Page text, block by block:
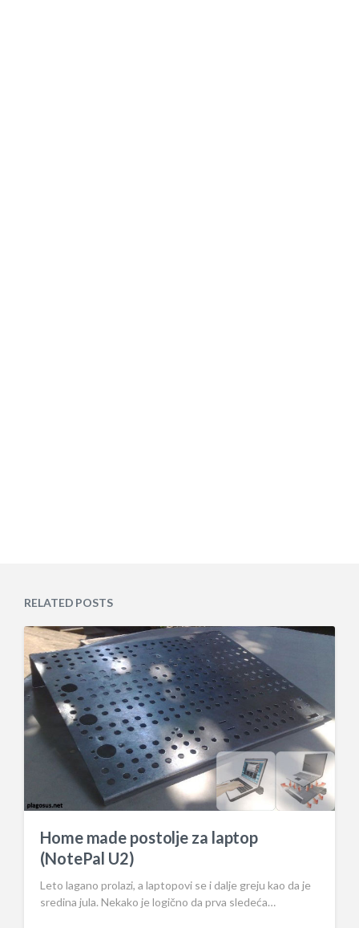
RELATED POSTS
Home made postolje za laptop
(NotePal U2)
Leto lagano prolazi, a laptopovi se i dalje greju kao da je
sredina jula. Nekako je logično da prva sledeća…